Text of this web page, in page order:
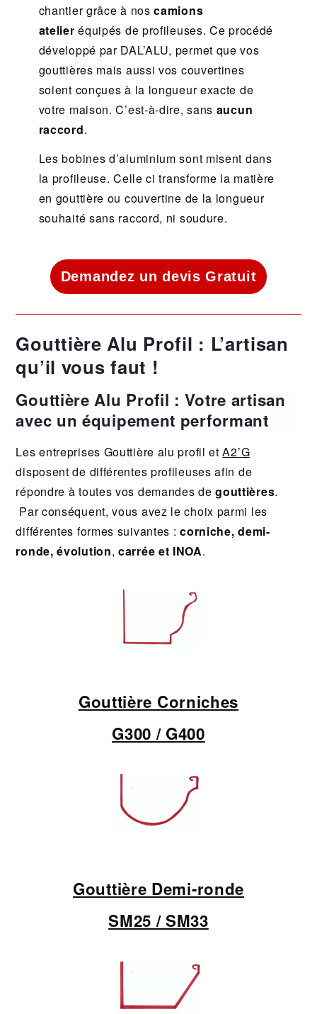
chantier grâce à noscamions
atelier équipés de profileuses. Ce procédé
développé par DAL’ALU, permet que vos
gouttières mais aussi vos couvertines
soient conçues à la longueur exacte de
votre maison. C’est-à-dire, sans aucun
raccord.
Les bobines d’aluminium sont misent dans
la profileuse. Celle ci transforme la matière
en gouttière ou couvertine de la longueur
souhaité sans raccord, ni soudure.
Demandez un devis Gratuit
Gouttière Alu Profil : L’artisan
qu’il vous faut !
Gouttière Alu Profil : Votre artisan
avec un équipement performant
Les entreprises Gouttière alu profil etA2’G
disposent de différentes profileuses afin de
répondre à toutes vos demandes degouttières.
Par conséquent, vous avez le choix parmi les
différentes formes suivantes :corniche, demi-
ronde, évolution,carrée et INOA.
Gouttière Corniches
G300 / G400
Gouttière Demi-ronde
SM25 / SM33